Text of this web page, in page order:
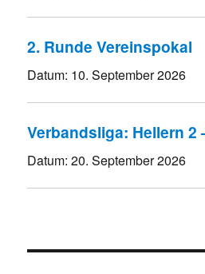
2. Runde Vereinspokal
Datum: 10. September 2026
Verbandsliga: Hellern 2
Datum:20. September 2026